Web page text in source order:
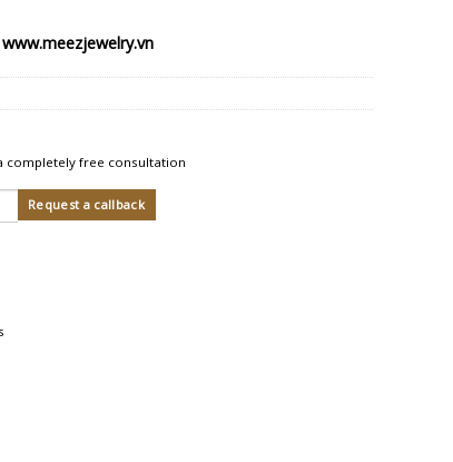
www.meezjewelry.vn
completely free consultation